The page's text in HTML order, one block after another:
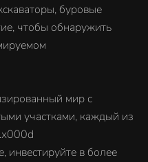
буровые
чтобы обнаружить
мир с
участками, каждый из
инвестируйте в более